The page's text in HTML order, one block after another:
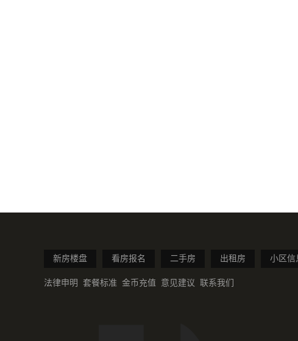
新房楼盘 看房报名 二手房 出租房 小区信
法律申明 套餐标准 金币充值 意见建议 联系我们